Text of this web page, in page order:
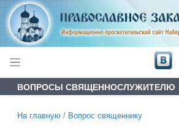
ВОПРОСЫ СВЯЩЕННОСЛУЖИТЕЛЮ
На главную / Вопрос священнику